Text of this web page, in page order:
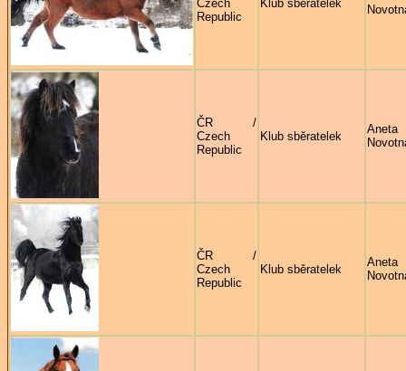
Czech
Republic
Klub sběratelek
ČR /
Czech
Republic
Klub sběratelek
Aneta
ČR /
Czech
Republic
Klub sběratelek
Aneta